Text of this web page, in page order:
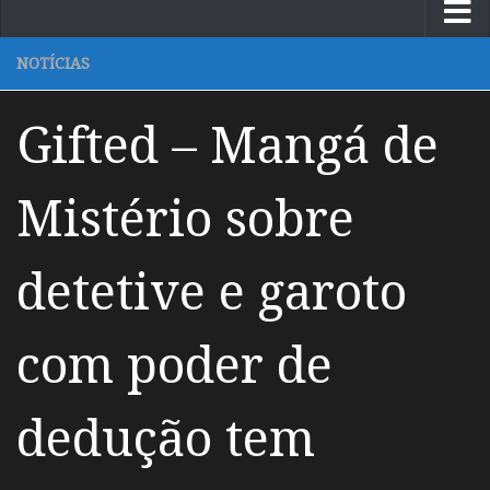
NOTÍCIAS
Gifted – Mangá de
Mistério sobre
detetive e garoto
com poder de
dedução tem